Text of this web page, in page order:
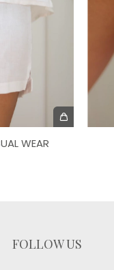
WEAR
FOLLOW US